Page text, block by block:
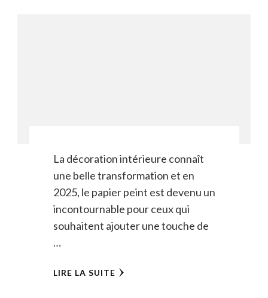
La décoration intérieure connaît
une belle transformation et en
2025, le papier peint est devenu un
incontournable pour ceux qui
souhaitent ajouter une touche de
…
LIRE LA SUITE